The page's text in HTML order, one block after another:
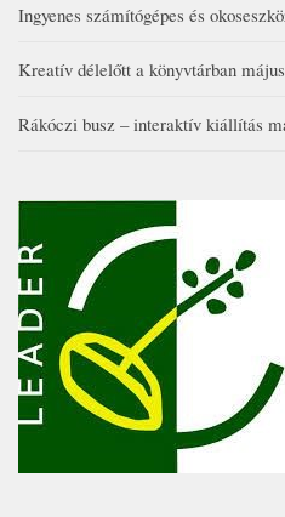
Ingyenes számítógépes és
Kreatív délelőtt a könyvtárban
Rákóczi busz – interaktív kiállítás